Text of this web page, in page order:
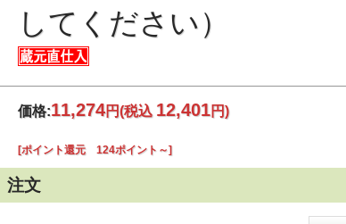
してください）
価格:11,274円(税込 12,401円)
[ポイント還元 124ポイント～]
注文